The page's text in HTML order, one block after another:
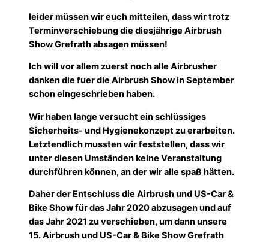
leider müssen wir euch mitteilen, dass wir trotz
Terminverschiebung die diesjährige Airbrush
Show Grefrath absagen müssen!
Ich will vor allem zuerst noch alle Airbrusher
danken die fuer die Airbrush Show in September
schon eingeschrieben haben.
Wir haben lange versucht ein schlüssiges
Sicherheits- und Hygienekonzept zu erarbeiten.
Letztendlich mussten wir feststellen, dass wir
unter diesen Umständen keine Veranstaltung
durchführen können, an der wir alle spaß hätten.
Daher der Entschluss die Airbrush und US-Car &
Bike Show für das Jahr 2020 abzusagen und auf
das Jahr 2021 zu verschieben, um dann unsere
15. Airbrush und US-Car & Bike Show Grefrath